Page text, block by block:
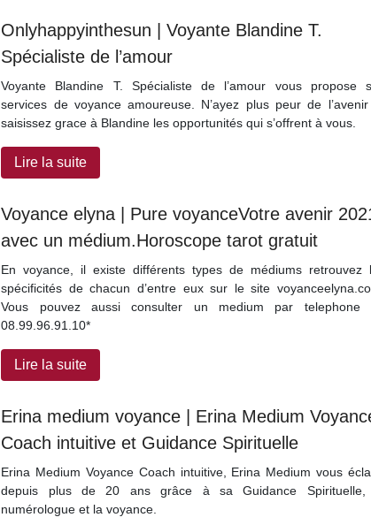
Onlyhappyinthe­sun | Voyante Blandine T.
Spécialiste de l’amour
Voyante Blandine T. Spécialiste de l’amour vous propose
services de voyance amoureuse. N’ayez plus peur de
saisissez grace à Blandine les opportunités qui s’offrent à vous.
Lire la suite
Voyance elyna | Pure voyanceVotre avenir
avec un médium.Horoscope tarot gratuit
En voyance, il existe différents types de médiums retrouvez
spécificités de chacun d’entre eux sur le site
Vous pouvez aussi consulter un medium par telephone
08.99.96.91.10*
Lire la suite
Erina medium voyance | Erina Medium
Coach intuitive et Guidance Spirituelle
Erina Medium Voyance Coach intuitive, Erina Medium vous
depuis plus de 20 ans grâce à sa Guidance Spirituelle,
numérologue et la voyance.